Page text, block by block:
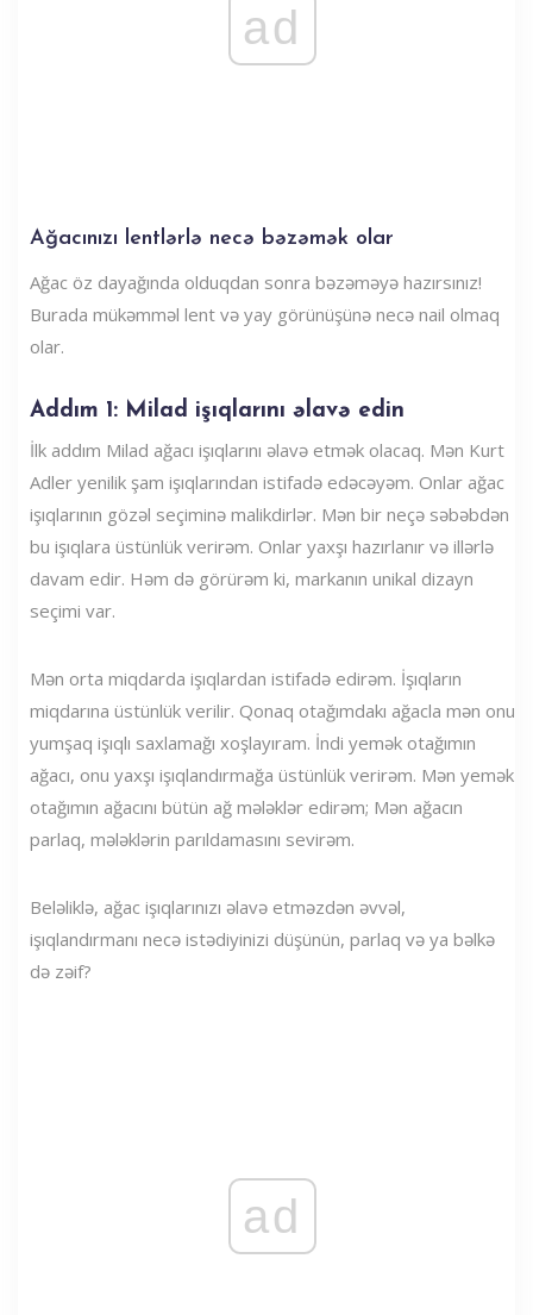
ad
Ağacınızı lentlərlə necə bəzəmək olar
Ağac öz dayağında olduqdan sonra bəzəməyə hazırsınız!
Burada mükəmməl lent və yay görünüşünə necə nail olmaq
olar.
Addım 1: Milad işıqlarını əlavə edin
İlk addım Milad ağacı işıqlarını əlavə etmək olacaq. Mən Kurt
Adler yenilik şam işıqlarından istifadə edəcəyəm. Onlar ağac
işıqlarının gözəl seçiminə malikdirlər. Mən bir neçə səbəbdən
bu işıqlara üstünlük verirəm. Onlar yaxşı hazırlanır və illərlə
davam edir. Həm də görürəm ki, markanın unikal dizayn
seçimi var.
Mən orta miqdarda işıqlardan istifadə edirəm. İşıqların
miqdarına üstünlük verilir. Qonaq otağımdakı ağacla mən onu
yumşaq işıqlı saxlamağı xoşlayıram. İndi yemək otağımın
ağacı, onu yaxşı işıqlandırmağa üstünlük verirəm. Mən yemək
otağımın ağacını bütün ağ mələklər edirəm; Mən ağacın
parlaq, mələklərin parıldamasını sevirəm.
Beləliklə, ağac işıqlarınızı əlavə etməzdən əvvəl,
işıqlandırmanı necə istədiyinizi düşünün, parlaq və ya bəlkə
də zəif?
ad